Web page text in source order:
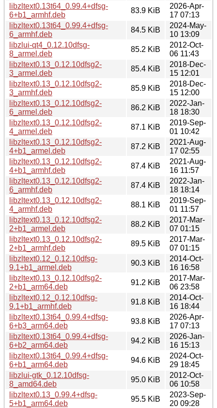
libzltext0.13t64_0.99.4+dfsg-
6+b1_armhf.deb
83.9 KiB
2026-Apr-
17 07:13
libzltext0.13t64_0.99.4+dfsg-
6_armhf.deb
84.5 KiB
2024-May-
10 13:09
libzlui-qt4_0.12.10dfsg-
8_armel.deb
85.2 KiB
2012-Oct-
06 11:43
libzltext0.13_0.12.10dfsg2-
3_armel.deb
85.4 KiB
2018-Dec-
15 12:01
libzltext0.13_0.12.10dfsg2-
3_armhf.deb
85.9 KiB
2018-Dec-
15 12:00
libzltext0.13_0.12.10dfsg2-
6_armel.deb
86.2 KiB
2022-Jan-
18 18:30
libzltext0.13_0.12.10dfsg2-
4_armel.deb
87.1 KiB
2019-Sep-
01 10:42
libzltext0.13_0.12.10dfsg2-
4+b1_armel.deb
87.2 KiB
2021-Aug-
17 02:55
libzltext0.13_0.12.10dfsg2-
4+b1_armhf.deb
87.4 KiB
2021-Aug-
16 11:57
libzltext0.13_0.12.10dfsg2-
6_armhf.deb
87.4 KiB
2022-Jan-
18 18:14
libzltext0.13_0.12.10dfsg2-
4_armhf.deb
88.1 KiB
2019-Sep-
01 11:57
libzltext0.13_0.12.10dfsg2-
2+b1_armel.deb
88.2 KiB
2017-Mar-
07 01:15
libzltext0.13_0.12.10dfsg2-
2+b1_armhf.deb
89.5 KiB
2017-Mar-
07 01:15
libzltext0.12_0.12.10dfsg-
9.1+b1_armel.deb
90.3 KiB
2014-Oct-
16 16:58
libzltext0.13_0.12.10dfsg2-
2+b1_arm64.deb
91.2 KiB
2017-Mar-
06 23:58
libzltext0.12_0.12.10dfsg-
9.1+b1_armhf.deb
91.8 KiB
2014-Oct-
16 18:44
libzltext0.13t64_0.99.4+dfsg-
6+b3_arm64.deb
93.8 KiB
2026-Apr-
17 07:13
libzltext0.13t64_0.99.4+dfsg-
6+b2_arm64.deb
94.2 KiB
2026-Jan-
16 15:13
libzltext0.13t64_0.99.4+dfsg-
6+b1_arm64.deb
94.6 KiB
2024-Oct-
29 18:45
libzlui-gtk_0.12.10dfsg-
8_amd64.deb
95.0 KiB
2012-Oct-
06 10:58
libzltext0.13_0.99.4+dfsg-
5+b1_arm64.deb
95.5 KiB
2023-Sep-
20 09:28